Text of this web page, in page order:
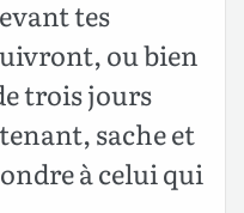
tes
ou bien
trois jours
sache et
à celui qui